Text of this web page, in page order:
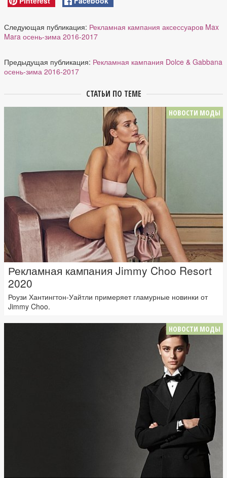
Следующая публикация: Рекламная кампания аксессуаров Max
Mara осень-зима 2016-2017
Предыдущая публикация: Рекламная кампания Dolce & Gabbana
осень-зима 2016-2017
СТАТЬИ ПО ТЕМЕ
НОВОСТИ МОДЫ
Рекламная кампания Jimmy Choo Resort
2020
Роузи Хантингтон-Уайтли примеряет гламурные новинки от
Jimmy Choo.
НОВОСТИ МОДЫ